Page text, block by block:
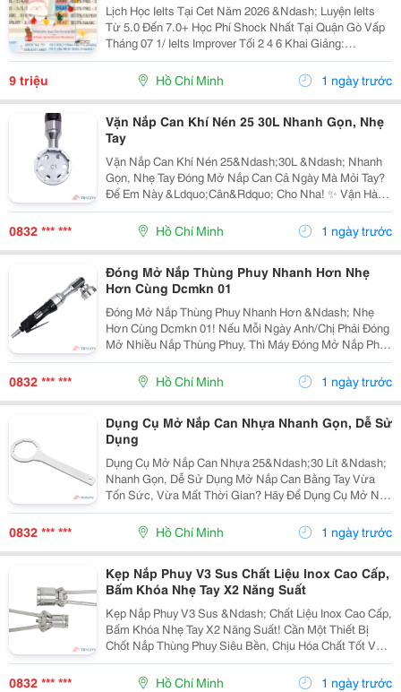
Lịch Học Ielts Tại Cet Năm 2026 &Ndash; Luyện Ielts
Từ 5.0 Đến 7.0+ Học Phí Shock Nhất Tại Quận Gò Vấp
Tháng 07 1/ Ielts Improver Tối 2 4 6 Khai Giảng:
13/07/2026 Khung Giờ: 18:00 Đến 21:00 Học Phí Ưu Đãi
5% Khi Đăng Ký 2/ Ielts...
9 triệu Hồ Chí Minh 1 ngày trước
Vặn Nắp Can Khí Nén 25 30L Nhanh Gọn, Nhẹ
Tay
Vặn Nắp Can Khí Nén 25&Ndash;30L &Ndash; Nhanh
Gọn, Nhẹ Tay Đóng Mở Nắp Can Cả Ngày Mà Mỏi Tay?
Để Em Này &Ldquo;Cân&Rdquo; Cho Nha! ✨ Vận Hành
Bằng Khí Nén &Ndash; Thao Tác Nhanh, Nhẹ Nhàng
Lực Xoắn Mạnh &Ndash; Siết/Mở Nắp Dễ Dàng Đầu
Mở Ôm Sát...
0832 *** *** Hồ Chí Minh 1 ngày trước
Đóng Mở Nắp Thùng Phuy Nhanh Hơn Nhẹ
Hơn Cùng Dcmkn 01
Đóng Mở Nắp Thùng Phuy Nhanh Hơn &Ndash; Nhẹ
Hơn Cùng Dcmkn 01! Nếu Mỗi Ngày Anh/Chị Phải Đóng
Mở Nhiều Nắp Thùng Phuy, Thì Máy Đóng Mở Nắp Phuy
Khí Nén Dcmkn 01 Sẽ Giúp Công Việc Trở Nên Nhẹ
Nhàng Và Hiệu Quả Hơn. Ưu Điểm Nổi Bật: ...
0832 *** *** Hồ Chí Minh 1 ngày trước
Dụng Cụ Mở Nắp Can Nhựa Nhanh Gọn, Dễ Sử
Dụng
Dụng Cụ Mở Nắp Can Nhựa 25&Ndash;30 Lít &Ndash;
Nhanh Gọn, Dễ Sử Dụng Mở Nắp Can Bằng Tay Vừa
Tốn Sức, Vừa Mất Thời Gian? Hãy Để Dụng Cụ Mở Nắp
Can Nhựa 25&Ndash;30 Lít Hỗ Trợ Bạn Thao Tác
Nhanh Chóng Và Nhẹ Nhàng Hơn! Thiết Kế Chuyên...
0832 *** *** Hồ Chí Minh 1 ngày trước
Kẹp Nắp Phuy V3 Sus Chất Liệu Inox Cao Cấp,
Bấm Khóa Nhẹ Tay X2 Năng Suất
Kẹp Nắp Phuy V3 Sus &Ndash; Chất Liệu Inox Cao Cấp,
Bấm Khóa Nhẹ Tay X2 Năng Suất! Cần Một Thiết Bị
Chốt Nắp Thùng Phuy Siêu Bền, Chịu Hóa Chất Tốt Và
Giúp Công Nhân Bấm Hàng Trăm Nắp Phuy Mỗi Ngày
Mà Không Mỏi Tay? Sắm Ngay Kẹp Nắp Thùng...
0832 *** *** Hồ Chí Minh 1 ngày trước